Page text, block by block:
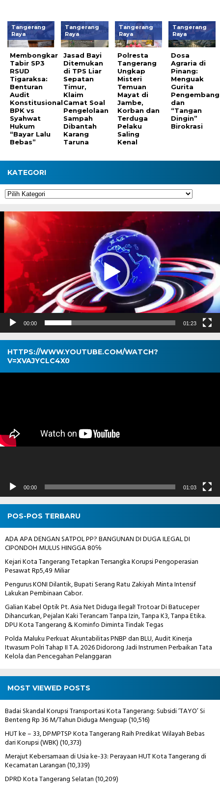
Tangerang
Raya
Membongkar
Tabir SP3
RSUD
Tigaraksa:
Benturan
Audit
Konstitusional
BPK vs
Syahwat
Hukum
“Bayar Lalu
Bebas”
Tangerang
Raya
Jasad Bayi
Ditemukan
di TPS Liar
Sepatan
Timur,
Klaim
Camat Soal
Pengelolaan
Sampah
Dibantah
Karang
Taruna
Tangerang
Raya
Polresta
Tangerang
Ungkap
Misteri
Temuan
Mayat di
Jambe,
Korban dan
Terduga
Pelaku
Saling
Kenal
Tangerang
Raya
Dosa
Agraria di
Pinang:
Menguak
Gurita
Pengembang
dan
“Tangan
Dingin”
Birokrasi
KATEGORI
Kategori
Pemutar
Video
00:00 01:23
HTTPS://WWW.YOUTUBE.COM/WATCH?
V=XVAJYCLC4X0
Pemutar
00:00 01:03
POS-POS TERBARU
ADA APA DENGAN SATPOL PP? BANGUNAN DI DUGA ILEGAL DI
CIPONDOH MULUS HINGGA 80℅
Kejari Kota Tangerang Tetapkan Tersangka Korupsi Pengoperasian
Pesawat Rp5,49 Miliar
Pengurus KONI Dilantik, Bupati Serang Ratu Zakiyah Minta Intensif
Lakukan Pembinaan Cabor.
Galian Kabel Optik Pt. Asia Net Diduga Ilegal! Trotoar Di Batuceper
Dihancurkan, Pejalan Kaki Terancam Tanpa Izin, Tanpa K3, Tanpa Etika.
DPU Kota Tangerang & Kominfo Diminta Tindak Tegas
Polda Maluku Perkuat Akuntabilitas PNBP dan BLU, Audit Kinerja
Itwasum Polri Tahap II T.A. 2026 Didorong Jadi Instrumen Perbaikan Tata
Kelola dan Pencegahan Pelanggaran
MOST VIEWED POSTS
Badai Skandal Korupsi Transportasi Kota Tangerang: Subsidi ‘TAYO’ Si
Benteng Rp 36 M/Tahun Diduga Menguap(10,516)
HUT ke – 33, DPMPTSP Kota Tangerang Raih Predikat Wilayah Bebas
dari Korupsi (WBK)(10,373)
Merajut Kebersamaan di Usia ke-33: Perayaan HUT Kota Tangerang di
Kecamatan Larangan(10,339)
DPRD Kota Tangerang Selatan(10,209)